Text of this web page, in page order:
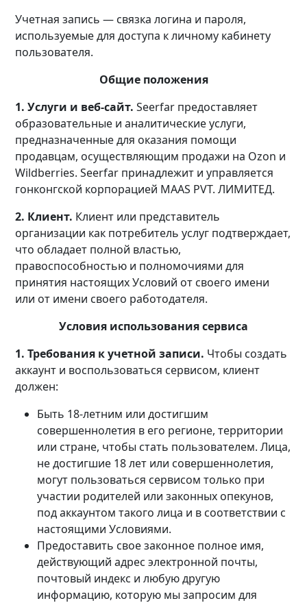
Учетная запись — связка логина и пароля,
используемые для доступа к личному кабинету
пользователя.
Общие положения
1. Услуги и веб-сайт.Seerfar предоставляет
образовательные и аналитические услуги,
предназначенные для оказания помощи
продавцам, осуществляющим продажи на Ozon и
Wildberries. Seerfar принадлежит и управляется
гонконгской корпорацией MAAS PVT. ЛИМИТЕД.
2. Клиент. Клиент или представитель
организации как потребитель услуг подтверждает,
что обладает полной властью,
правоспособностью и полномочиями для
принятия настоящих Условий от своего имени
или от имени своего работодателя.
Условия использования сервиса
1. Требования к учетной записи. Чтобы создать
аккаунт и воспользоваться сервисом, клиент
должен:
Быть 18-летним или достигшим
совершеннолетия в его регионе, территории
или стране, чтобы стать пользователем. Лица,
не достигшие 18 лет или совершеннолетия,
могут пользоваться сервисом только при
участии родителей или законных опекунов,
под аккаунтом такого лица и в соответствии с
настоящими Условиями.
Предоставить свое законное полное имя,
действующий адрес электронной почты,
почтовый индекс и любую другую
информацию, которую мы запросим для